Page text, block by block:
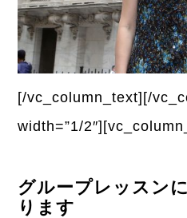
[/vc_column_text][/
width=”1/
グループレッスン
ります